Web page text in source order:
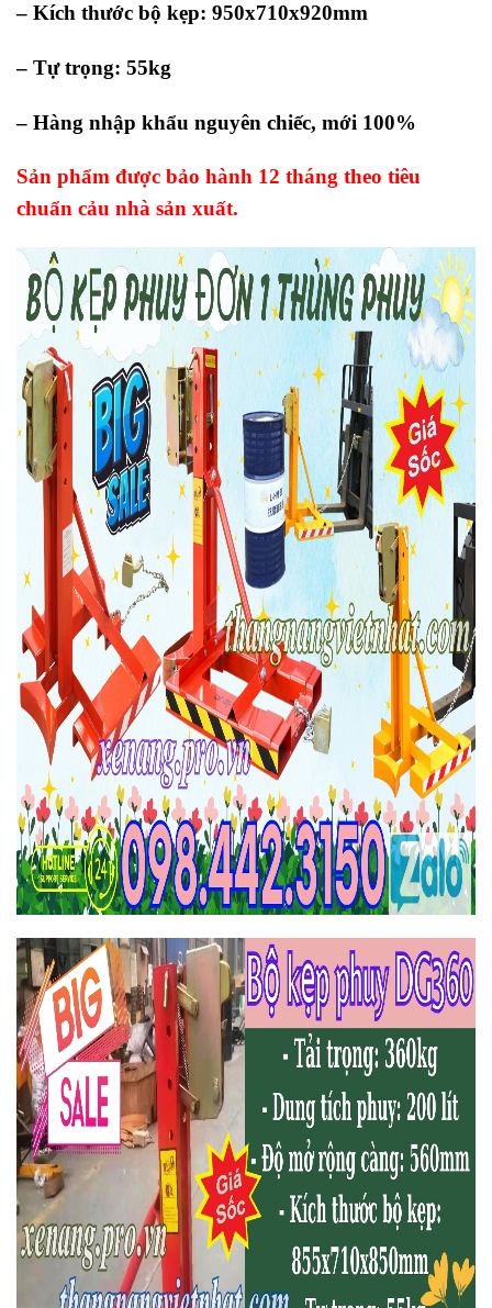
– Kích thước bộ kẹp: 950x710x920mm
– Tự trọng: 55kg
– Hàng nhập khẩu nguyên chiếc, mới 100%
Sản phẩm được bảo hành 12 tháng theo tiêu
chuẩn cảu nhà sản xuất.